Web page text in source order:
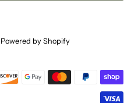
Powered by Shopify